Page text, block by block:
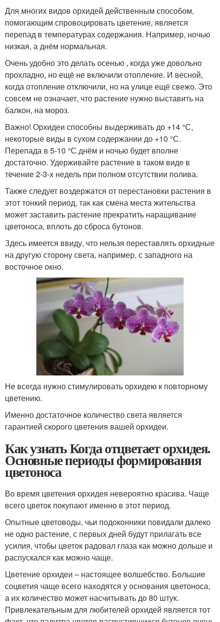
Для многих видов орхидей действенным способом,
помогающим спровоцировать цветение, является
перепад в температурах содержания. Например, ночью
низкая, а днём нормальная.
Очень удобно это делать осенью , когда уже довольно
прохладно, но ещё не включили отопление. И весной,
когда отопление отключили, но на улице ещё свежо. Это
совсем не означает, что растение нужно выставить на
балкон, на мороз.
Важно! Орхидеи способны выдерживать до +14 °С,
некоторые виды в сухом содержании до +10 °С.
Перепада в 5-10 °С днём и ночью будет вполне
достаточно. Удерживайте растение в таком виде в
течение 2-3-х недель при полном отсутствии полива.
Также следует воздержатся от перестановки растения в
этот тонкий период, так как смена места жительства
может заставить растение прекратить наращивание
цветоноса, вплоть до сброса бутонов.
Здесь имеется ввиду, что нельзя переставлять орхидные
на другую сторону света, например, с западного на
восточное окно.
Не всегда нужно стимулировать орхидею к повторному
цветению.
Именно достаточное количество света является
гарантией скорого цветения вашей орхидеи.
Как узнать Когда отцветает орхидея.
Основные периоды формирования
цветоноса
Во время цветения орхидея невероятно красива. Чаще
всего цветок покупают именно в этот период.
Опытные цветоводы, чьи подоконники повидали далеко
не одно растение, с первых дней будут прилагать все
усилия, чтобы цветок радовал глаза как можно дольше и
распускался как можно чаще.
Цветение орхидеи – настоящее волшебство. Большие
соцветия чаще всего находятся у основания цветоноса,
а их количество может насчитывать до 80 штук.
Привлекательным для любителей орхидей является тот